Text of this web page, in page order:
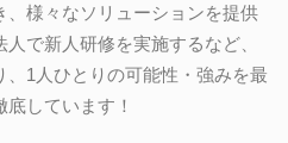
、様々なソリューションを提供
で新人研修を実施するなど、
1人ひとりの可能性・強みを最
しています！